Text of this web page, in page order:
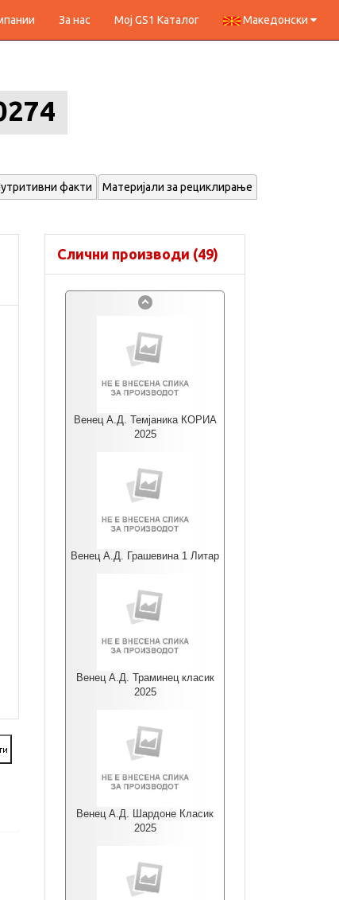
За нас Мој GS1 Каталог Македонски
факти Материјали за рециклирање
Слични производи (49)
Венец А.Д. Темјаника КОРИА
2025
Венец А.Д. Грашевина 1 Литар
Венец А.Д. Траминец класик
2025
Венец А.Д. Шардоне Класик
2025